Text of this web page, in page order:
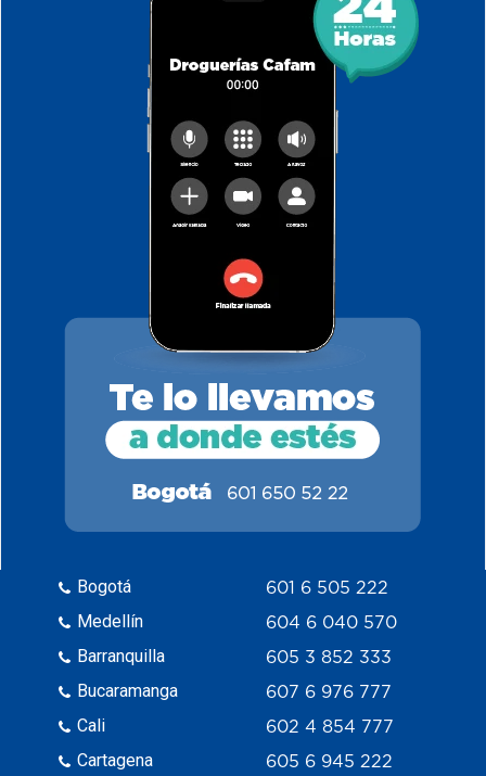
Bogotá
Medellín
Barranquilla
Bucaramanga
Cali
Cartagena
601 6 505 222
604 6 040 570
605 3 852 333
607 6 976 777
602 4 854 777
605 6 945 222